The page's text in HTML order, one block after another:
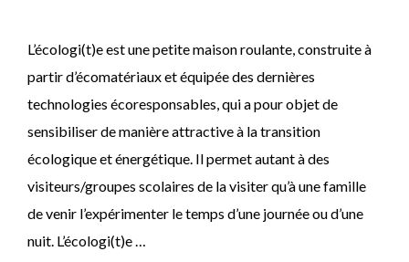
L’écologi(t)e est une petite maison roulante, construite à
partir d’écomatériaux et équipée des dernières
technologies écoresponsables, qui a pour objet de
sensibiliser de manière attractive à la transition
écologique et énergétique. Il permet autant à des
visiteurs/groupes scolaires de la visiter qu’à une famille
de venir l’expérimenter le temps d’une journée ou d’une
nuit. L’écologi(t)e …